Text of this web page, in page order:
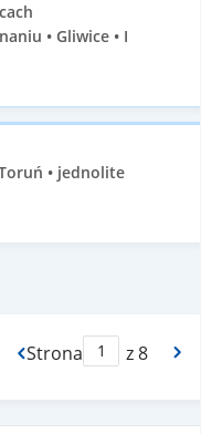
• Gliwice • I
• jednolite
Strona
Max Stronaz 8